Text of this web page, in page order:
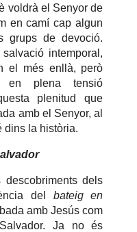
voldrà el Senyor de
en camí cap algun
grups de devoció.
intemporal,
el més enllà, però
en plena tensió
plenitud que
amb el Senyor, al
dins la història.
dels
del bateig en
amb Jesús com
Ja no és